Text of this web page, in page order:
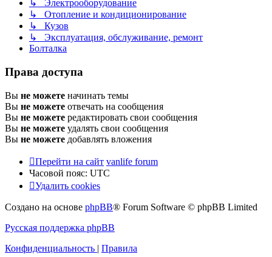
↳ Электрооборудование
↳ Отопление и кондиционирование
↳ Кузов
↳ Эксплуатация, обслуживание, ремонт
Болталка
Права доступа
Вы не можете начинать темы
Вы не можете отвечать на сообщения
Вы не можете редактировать свои сообщения
Вы не можете удалять свои сообщения
Вы не можете добавлять вложения
Перейти на сайт vanlife forum
Часовой пояс: UTC
Удалить cookies
Создано на основе phpBB® Forum Software © phpBB Limited
Русская поддержка phpBB
Конфиденциальность | Правила